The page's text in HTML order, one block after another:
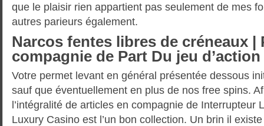
que le plaisir rien appartient pas seulement de mes
autres parieurs également.
Narcos fentes libres de créneaux |
compagnie de Part Du jeu d’action
Votre permet levant en général présentée dessous
sauf que éventuellement en plus de nos free spins.
l’intégralité de articles en compagnie de Interrupteur
Luxury Casino est l’un bon collection. Un brin il